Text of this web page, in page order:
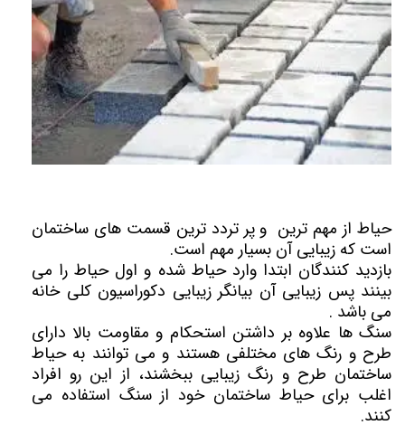
حیاط از مهم ترین و پر تردد ترین قسمت های ساختمان
است که زیبایی آن بسیار مهم است.
بازدید کنندگان ابتدا وارد حیاط شده و اول حیاط را می
بینند پس زیبایی آن بیانگر زیبایی دکوراسیون کلی خانه
می باشد .
سنگ ها علاوه بر داشتن استحکام و مقاومت بالا دارای
طرح و رنگ های مختلفی هستند و می توانند به حیاط
ساختمان طرح و رنگ زیبایی ببخشند، از این رو افراد
اغلب برای حیاط ساختمان خود از سنگ استفاده می
کنند.